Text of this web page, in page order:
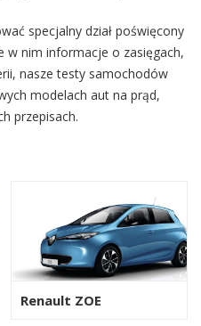
specjalny dział poświęcony
w nim informacje o zasięgach,
nasze testy samochodów
modelach aut na prąd,
przepisach.
Renault ZOE